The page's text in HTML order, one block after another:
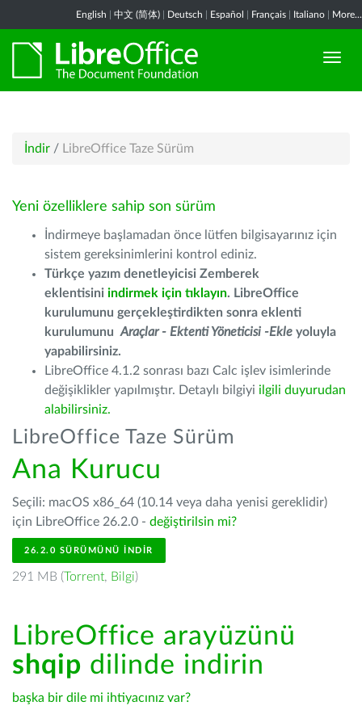
English 中文 (简体) Deutsch Español Français Italiano More...
İndir / LibreOffice Taze Sürüm
Yeni özelliklere sahip son sürüm
İndirmeye başlamadan önce lütfen bilgisayarınız için
sistem gereksinimlerini kontrol ediniz.
Türkçe yazım denetleyicisi Zemberek
eklentisini indirmek için tıklayın. LibreOffice
kurulumunu gerçekleştirdikten sonra eklenti
kurulumunu Araçlar - Ektenti Yöneticisi -Ekle yoluyla
yapabilirsiniz.
LibreOffice 4.1.2 sonrası bazı Calc işlev isimlerinde
değişiklikler yapılmıştır. Detaylı bilgiyi ilgili duyurudan
alabilirsiniz.
LibreOffice Taze Sürüm
Ana Kurucu
Seçili: macOS x86_64 (10.14 veya daha yenisi gereklidir)
için LibreOffice 26.2.0 - değiştirilsin mi?
26.2.0 SÜRÜMÜNÜ İNDIR
291 MB (Torrent, Bilgi)
LibreOffice arayüzünü
shqip dilinde indirin
başka bir dile mi ihtiyacınız var?